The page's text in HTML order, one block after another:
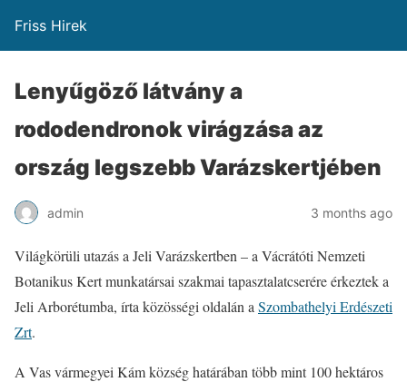
Friss Hirek
Lenyűgöző látvány a
rododendronok virágzása az
ország legszebb Varázskertjében
admin 3 months ago
Világkörüli utazás a Jeli Varázskertben – a Vácrátóti Nemzeti
Botanikus Kert munkatársai szakmai tapasztalatcserére érkeztek a
Jeli Arborétumba, írta közösségi oldalán a Szombathelyi Erdészeti
Zrt.
A Vas vármegyei Kám község határában több mint 100 hektáros